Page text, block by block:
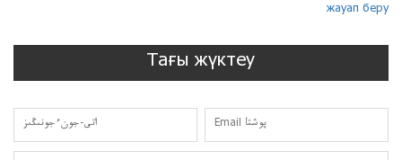
жауап беру
Тағы жүктеу